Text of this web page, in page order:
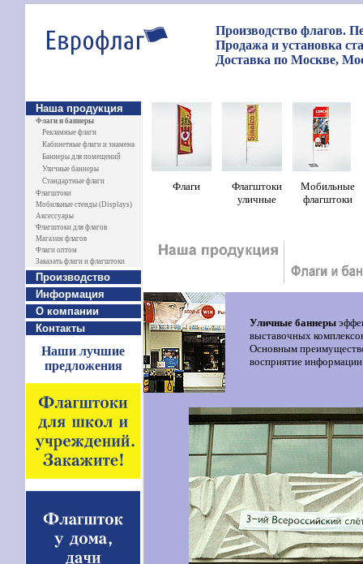
Производство флагов.
Продажа и установка
Доставка по Москве,
Наша продукция
Флаги и баннеры
Рекламные флаги
Кабинетные флаги и знамена
Баннеры для помещений
Уличные баннеры
Стандартные флаги
Флагштоки
Мобильные стенды (Displays)
Аксессуары
Флагштоки для флагов
Магазин флагов
Флаги оптом
Заказать флаги и флагштоки
Производство
Информация
О компании
Контакты
Наши лучшие
предложения
Флаги
Флагштоки
уличные
Мобильные
флагштоки
Уличные баннеры
выставочных
Основным
восприятие